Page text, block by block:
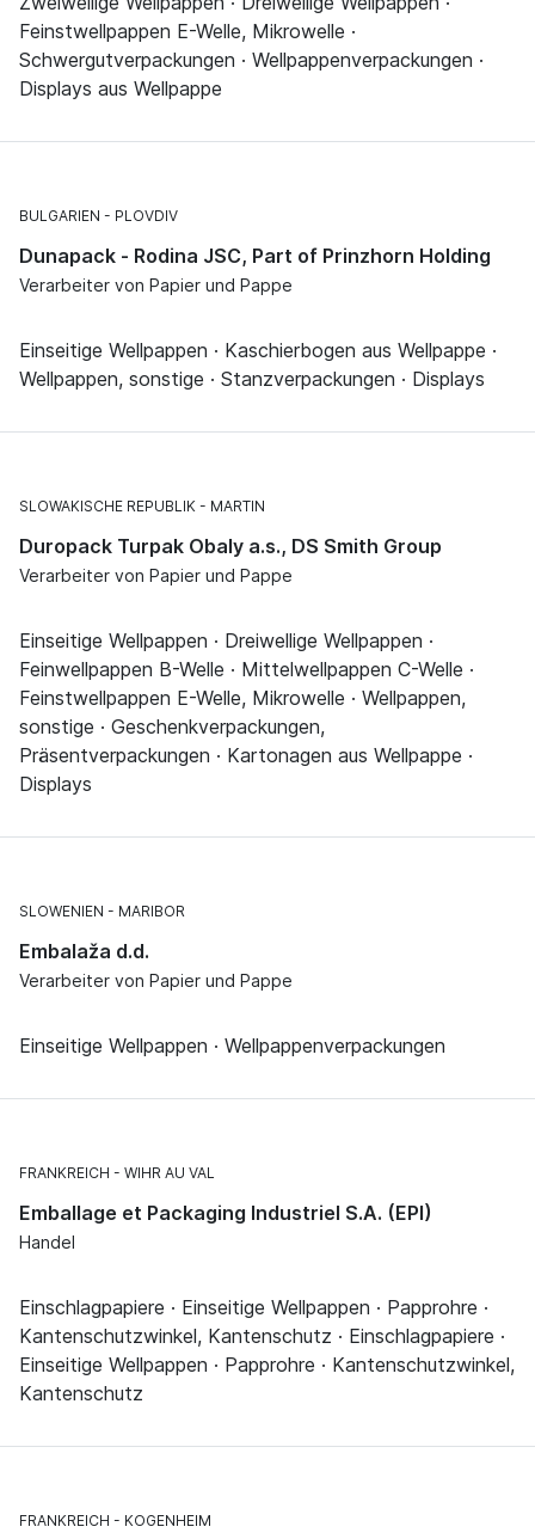
Feinstwellpappen E-Welle, Mikrowelle ·
Schwergutverpackungen · Wellpappenverpackungen ·
Displays aus Wellpappe
BULGARIEN PLOVDIV
Dunapack - Rodina JSC, Part of Prinzhorn Holding
Verarbeiter von Papier und Pappe
Einseitige Wellpappen · Kaschierbogen aus Wellpappe ·
Wellpappen, sonstige · Stanzverpackungen · Displays
SLOWAKISCHE REPUBLIK MARTIN
Duropack Turpak Obaly a.s., DS Smith Group
Verarbeiter von Papier und Pappe
Einseitige Wellpappen · Dreiwellige Wellpappen ·
Feinwellpappen B-Welle · Mittelwellpappen C-Welle ·
Feinstwellpappen E-Welle, Mikrowelle · Wellpappen,
sonstige · Geschenkverpackungen,
Präsentverpackungen · Kartonagen aus Wellpappe ·
Displays
SLOWENIEN MARIBOR
Embalaža d.d.
Verarbeiter von Papier und Pappe
Einseitige Wellpappen · Wellpappenverpackungen
FRANKREICH WIHR AU VAL
Emballage et Packaging Industriel S.A. (EPI)
Handel
Einschlagpapiere · Einseitige Wellpappen · Papprohre ·
Kantenschutzwinkel, Kantenschutz · Einschlagpapiere ·
Einseitige Wellpappen · Papprohre · Kantenschutzwinkel,
Kantenschutz
FRANKREICH KOGENHEIM